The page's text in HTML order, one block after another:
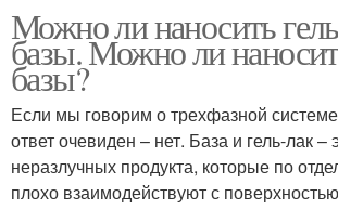
Можно ли наносить
базы. Можно ли
базы?
Если мы говорим о трехфазной системе
ответ очевиден – нет. База и гель-лак –
неразлучных продукта, которые по
плохо взаимодействуют с